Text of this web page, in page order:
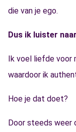
die van je ego.
Dus ik luister
Ik voel liefde voor
waardoor ik
Hoe je dat doet?
Door steeds weer